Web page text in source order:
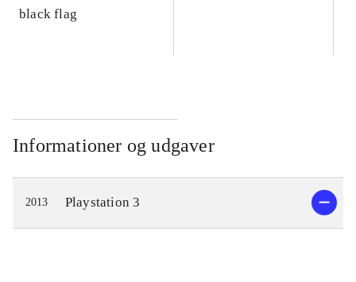
black flag
Informationer og udgaver
2013 Playstation 3